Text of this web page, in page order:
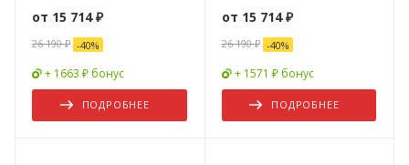
от 15 714 ₽
26 190 ₽ -40%
+ 1663 ₽ бонус
ПОДРОБНЕЕ
от 15 714 ₽
26 190 ₽ -40%
+ 1571 ₽ бонус
ПОДРОБНЕЕ